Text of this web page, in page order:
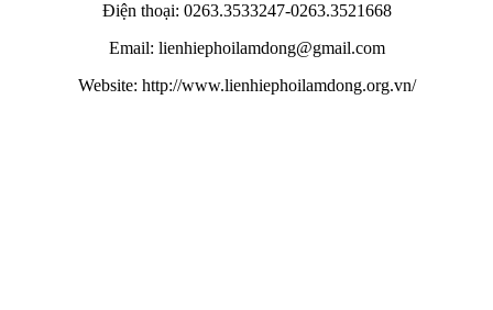
Điện thoại: 0263.3533247-0263.3521668
Email: lienhiephoilamdong@gmail.com
Website: http://www.lienhiephoilamdong.org.vn/